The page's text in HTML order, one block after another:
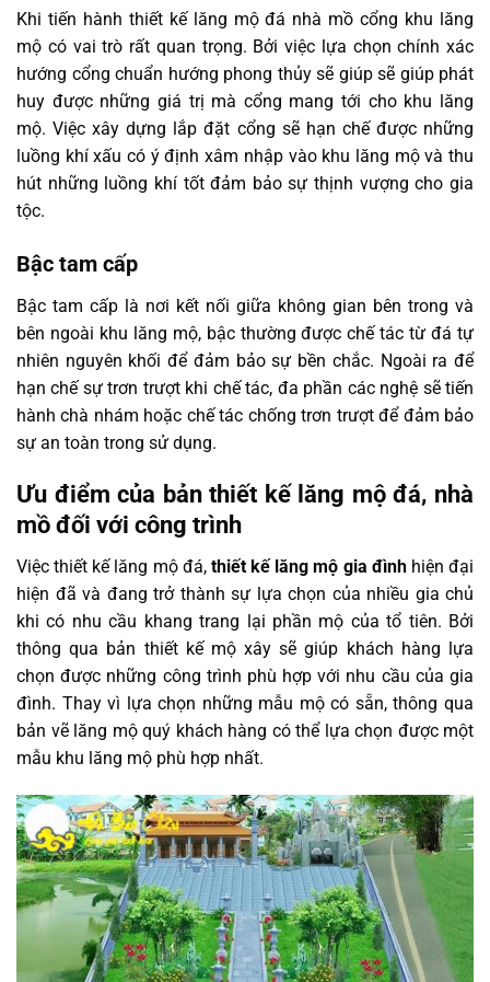
Khi tiến hành thiết kế lăng mộ đá nhà mồ cổng khu lăng
mộ có vai trò rất quan trọng. Bởi việc lựa chọn chính xác
hướng cổng chuẩn hướng phong thủy sẽ giúp sẽ giúp phát
huy được những giá trị mà cổng mang tới cho khu lăng
mộ. Việc xây dựng lắp đặt cổng sẽ hạn chế được những
luồng khí xấu có ý định xâm nhập vào khu lăng mộ và thu
hút những luồng khí tốt đảm bảo sự thịnh vượng cho gia
tộc.
Bậc tam cấp
Bậc tam cấp là nơi kết nối giữa không gian bên trong và
bên ngoài khu lăng mộ, bậc thường được chế tác từ đá tự
nhiên nguyên khối để đảm bảo sự bền chắc. Ngoài ra để
hạn chế sự trơn trượt khi chế tác, đa phần các nghệ sẽ tiến
hành chà nhám hoặc chế tác chống trơn trượt để đảm bảo
sự an toàn trong sử dụng.
Ưu điểm của bản thiết kế lăng mộ đá, nhà
mồ đối với công trình
Việc thiết kế lăng mộ đá, thiết kế lăng mộ gia đìnhhiện đại
hiện đã và đang trở thành sự lựa chọn của nhiều gia chủ
khi có nhu cầu khang trang lại phần mộ của tổ tiên. Bởi
thông qua bản thiết kế mộ xây sẽ giúp khách hàng lựa
chọn được những công trình phù hợp với nhu cầu của gia
đình. Thay vì lựa chọn những mẫu mộ có sẵn, thông qua
bản vẽ lăng mộ quý khách hàng có thể lựa chọn được một
mẫu khu lăng mộ phù hợp nhất.